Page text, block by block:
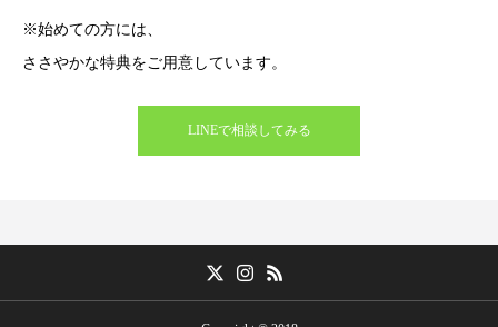
※始めての方には、
ささやかな特典をご用意しています。
LINEで相談してみる